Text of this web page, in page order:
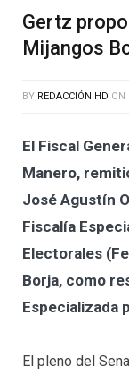
Gertz
Mijangos
BY REDACCIÓN HD ON
El Fiscal
Manero,
José Agustín
Fiscalía
Electorales
Borja, como
Especializada
El pleno del